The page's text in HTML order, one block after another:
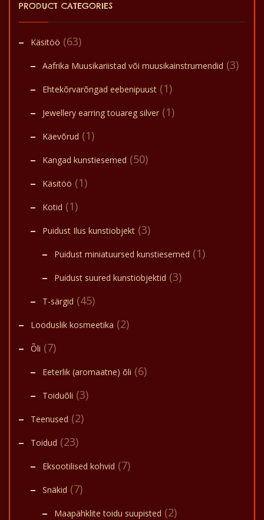
PRODUCT CATEGORIES
Käsitöö (63)
Aafrika Muusikariistad või muusikainstrumendid (3)
Ehtekõrvarõngad eebenipuust (1)
Jewellery earring touareg silver (1)
Käevõrud (1)
Kangad kunstiesemed (50)
Käsitöö (1)
Kotid (1)
Puidust Ilus kunstiobjekt (3)
Puidust miniatuursed kunstiesemed (1)
Puidust suured kunstiobjektid (3)
T-särgid (45)
Looduslik kosmeetika (2)
Õli (7)
Eeterlik (aromaatne) õli (6)
Toiduõli (3)
Teenused (2)
Toidud (23)
Eksootilised kohvid (7)
Snäkid (7)
Maapähklite toidu suupisted (2)